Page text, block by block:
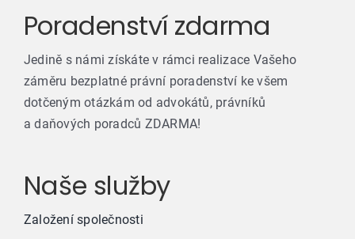
Poradenství zdarma
Jedině s námi získáte v rámci realizace Vašeho
záměru bezplatné právní poradenství ke všem
dotčeným otázkám od advokátů, právníků
a daňových poradců ZDARMA!
Naše služby
Založení společnosti